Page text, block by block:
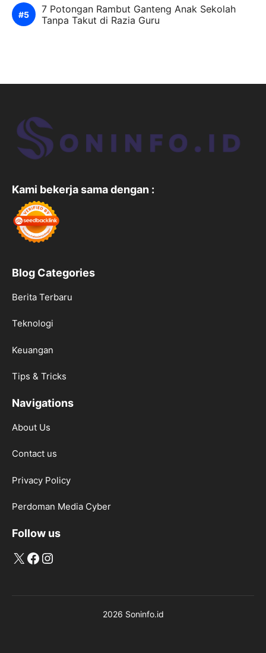
7 Potongan Rambut Ganteng Anak Sekolah
Tanpa Takut di Razia Guru
Kami bekerja sama dengan :
Blog Categories
Berita Terbaru
Teknologi
Keuangan
Tips & Tricks
Navigations
About Us
Contact us
Privacy Policy
Perdoman Media Cyber
Follow us
X Facebook
Instagram
2026 Soninfo.id